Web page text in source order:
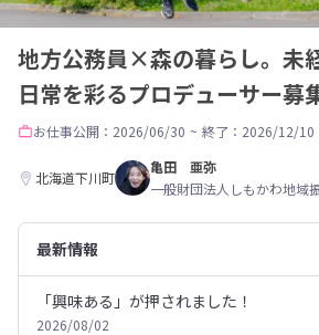
地方公務員×森の暮らし。未
日常を彩るプロデューサー募
お仕事公開：2026/06/30 ~ 終了：2026/12/10
北海道下川町
亀田 亜弥
一般財団法人しもかわ地域
最新情報
「興味ある」が押されました！
2026/08/02